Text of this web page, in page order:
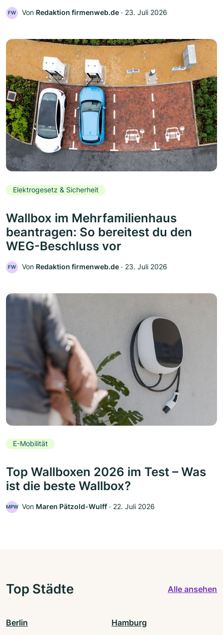
FW Von Redaktion firmenweb.de ‧ 23. Juli 2026
Elektrogesetz & Sicherheit
Wallbox im Mehrfamilienhaus
beantragen: So bereitest du den
WEG-Beschluss vor
FW Von Redaktion firmenweb.de ‧ 23. Juli 2026
E-Mobilität
Top Wallboxen 2026 im Test – Was
ist die beste Wallbox?
MPW Von Maren Pätzold-Wulff ‧ 22. Juli 2026
Top Städte Alle ansehen
Berlin Hamburg